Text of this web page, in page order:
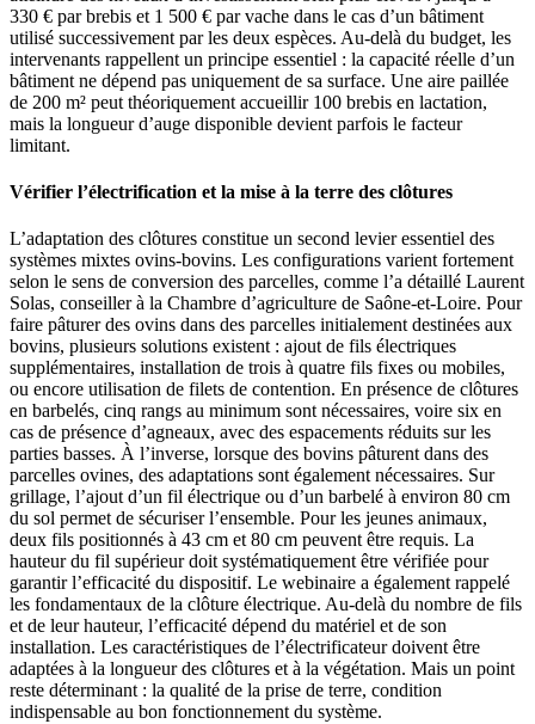
330 € par brebis et 1 500 € par vache dans le cas d’un bâtiment
utilisé successivement par les deux espèces. Au-delà du budget, les
intervenants rappellent un principe essentiel : la capacité réelle d’un
bâtiment ne dépend pas uniquement de sa surface. Une aire paillée
de 200 m² peut théoriquement accueillir 100 brebis en lactation,
mais la longueur d’auge disponible devient parfois le facteur
limitant.
Vérifier l’électrification et la mise à la terre des clôtures
L’adaptation des clôtures constitue un second levier essentiel des
systèmes mixtes ovins-bovins. Les configurations varient fortement
selon le sens de conversion des parcelles, comme l’a détaillé Laurent
Solas, conseiller à la Chambre d’agriculture de Saône-et-Loire. Pour
faire pâturer des ovins dans des parcelles initialement destinées aux
bovins, plusieurs solutions existent : ajout de fils électriques
supplémentaires, installation de trois à quatre fils fixes ou mobiles,
ou encore utilisation de filets de contention. En présence de clôtures
en barbelés, cinq rangs au minimum sont nécessaires, voire six en
cas de présence d’agneaux, avec des espacements réduits sur les
parties basses. À l’inverse, lorsque des bovins pâturent dans des
parcelles ovines, des adaptations sont également nécessaires. Sur
grillage, l’ajout d’un fil électrique ou d’un barbelé à environ 80 cm
du sol permet de sécuriser l’ensemble. Pour les jeunes animaux,
deux fils positionnés à 43 cm et 80 cm peuvent être requis. La
hauteur du fil supérieur doit systématiquement être vérifiée pour
garantir l’efficacité du dispositif. Le webinaire a également rappelé
les fondamentaux de la clôture électrique. Au-delà du nombre de fils
et de leur hauteur, l’efficacité dépend du matériel et de son
installation. Les caractéristiques de l’électrificateur doivent être
adaptées à la longueur des clôtures et à la végétation. Mais un point
reste déterminant : la qualité de la prise de terre, condition
indispensable au bon fonctionnement du système.